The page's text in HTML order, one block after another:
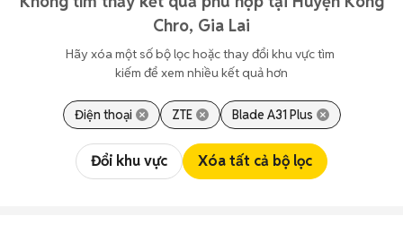
Chro, Gia Lai
Hãy xóa một số bộ lọc hoặc thay đổi khu vực tìm
kiếm để xem nhiều kết quả hơn
Điện thoại ZTE Blade A31 Plus
Đổi khu vực Xóa tất cả bộ lọc